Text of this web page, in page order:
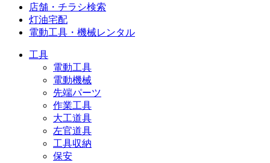
店舗・チラシ検索
灯油宅配
電動工具・機械レンタル
工具
電動工具
電動機械
先端パーツ
作業工具
大工道具
左官道具
工具収納
保安